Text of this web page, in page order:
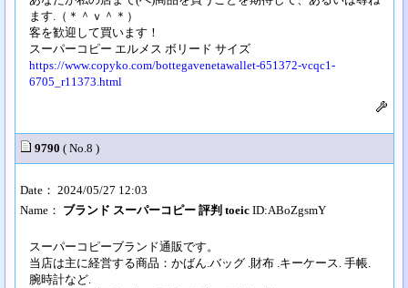
ます.（＊＾ｖ＾＊）
客を歓迎して買います！
スーパーコピー エルメス ボリード サイズ
https://www.copyko.com/bottegavenetawallet-651372-vcqc1-
6705_r11373.html
9790 ( No.8 )
Date： 2024/05/27 12:03
Name： ブランド スーパーコピー 評判 toeicID:ABoZgsmY
スーパーコピーブランド通販です。
当店は主に経営する商品：かばん.バッグ .財布 .キーケース. 手帳.
腕時計など.